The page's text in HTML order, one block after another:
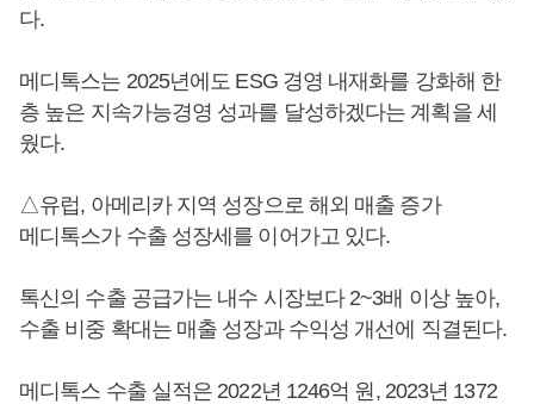
다.
메디톡스는 2025년에도 ESG 경영 내재화를 강화해 한
층 높은 지속가능경영 성과를 달성하겠다는 계획을 세
웠다.
△유럽, 아메리카 지역 성장으로 해외 매출 증가
메디톡스가 수출 성장세를 이어가고 있다.
톡신의 수출 공급가는 내수 시장보다 2~3배 이상 높아,
수출 비중 확대는 매출 성장과 수익성 개선에 직결된다.
메디톡스 수출 실적은 2022년 1246억 원, 2023년 1372